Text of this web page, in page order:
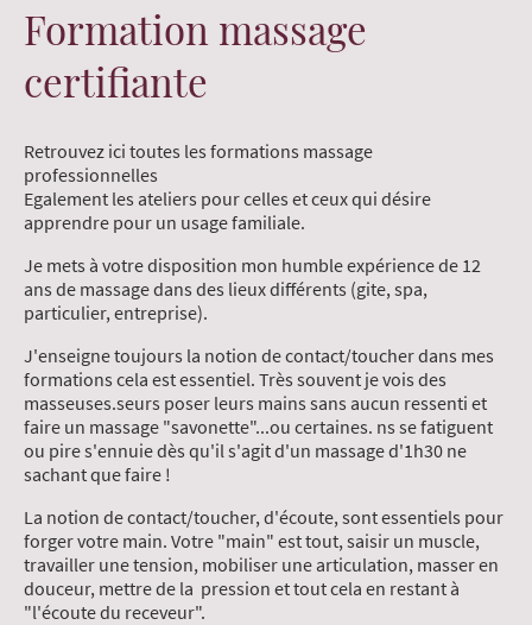
Formation massage
certifiante
Retrouvez ici toutes les formations massage
professionnelles
Egalement les ateliers pour celles et ceux qui désire
apprendre pour un usage familiale.
Je mets à votre disposition mon humble expérience de 12
ans de massage dans des lieux différents (gite, spa,
particulier, entreprise).
J'enseigne toujours la notion de contact/toucher dans mes
formations cela est essentiel. Très souvent je vois des
masseuses.seurs poser leurs mains sans aucun ressenti et
faire un massage "savonette"...ou certaines. ns se fatiguent
ou pire s'ennuie dès qu'il s'agit d'un massage d'1h30 ne
sachant que faire !
La notion de contact/toucher, d'écoute, sont essentiels pour
forger votre main. Votre "main" est tout, saisir un muscle,
travailler une tension, mobiliser une articulation, masser en
douceur, mettre de la pression et tout cela en restant à
"l'écoute du receveur".